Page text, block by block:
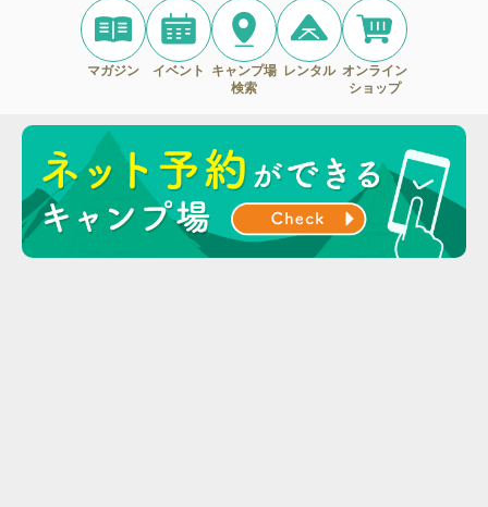
マガジン イベント
キャンプ場
検索
レンタル オンライン
ショップ